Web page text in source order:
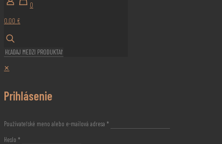
0
0,00 €
✕
Prihlásenie
Používateľské meno alebo e-mailová adresa *
Heslo *